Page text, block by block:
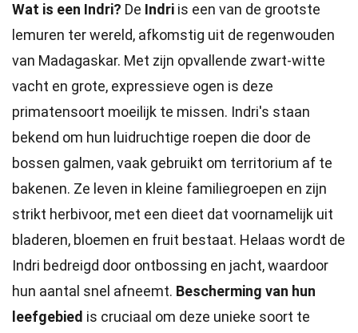
Wat is een Indri? De Indri is een van de grootste
lemuren ter wereld, afkomstig uit de regenwouden
van Madagaskar. Met zijn opvallende zwart-witte
vacht en grote, expressieve ogen is deze
primatensoort moeilijk te missen. Indri's staan
bekend om hun luidruchtige roepen die door de
bossen galmen, vaak gebruikt om territorium af te
bakenen. Ze leven in kleine familiegroepen en zijn
strikt herbivoor, met een dieet dat voornamelijk uit
bladeren, bloemen en fruit bestaat. Helaas wordt de
Indri bedreigd door ontbossing en jacht, waardoor
hun aantal snel afneemt. Bescherming van hun
leefgebied is cruciaal om deze unieke soort te